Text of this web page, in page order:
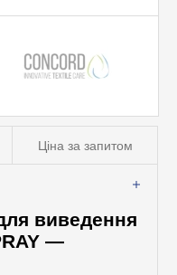
Ціна за запитом
виведення
—